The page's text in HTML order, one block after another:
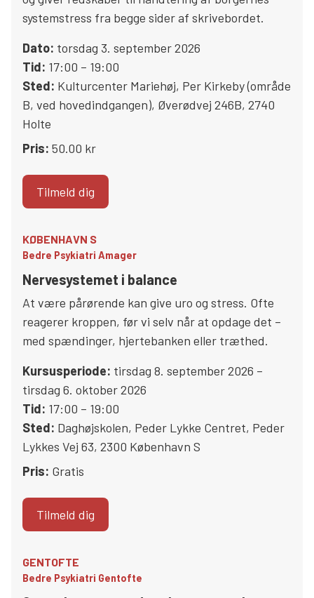
systemstress fra begge sider af skrivebordet.
Dato: torsdag 3. september 2026
Tid: 17:00 – 19:00
Sted: Kulturcenter Mariehøj, Per Kirkeby (område
B, ved hovedindgangen), Øverødvej 246B, 2740
Holte
Pris: 50.00 kr
Tilmeld dig
KØBENHAVN S
Bedre Psykiatri Amager
Nervesystemet i balance
At være pårørende kan give uro og stress. Ofte
reagerer kroppen, før vi selv når at opdage det –
med spændinger, hjertebanken eller træthed.
Kursusperiode: tirsdag 8. september 2026 –
tirsdag 6. oktober 2026
Tid: 17:00 – 19:00
Sted: Daghøjskolen, Peder Lykke Centret, Peder
Lykkes Vej 63, 2300 København S
Pris: Gratis
Tilmeld dig
GENTOFTE
Bedre Psykiatri Gentofte